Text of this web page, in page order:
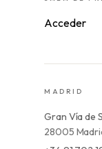
Acceder
MADRID
Gran Vía de
28005